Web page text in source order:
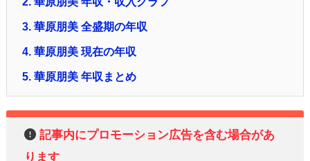
3. 華原朋美 全盛期の年収
4. 華原朋美 現在の年収
5. 華原朋美 年収まとめ
記事内にプロモーション広告を含む場合があ
ります